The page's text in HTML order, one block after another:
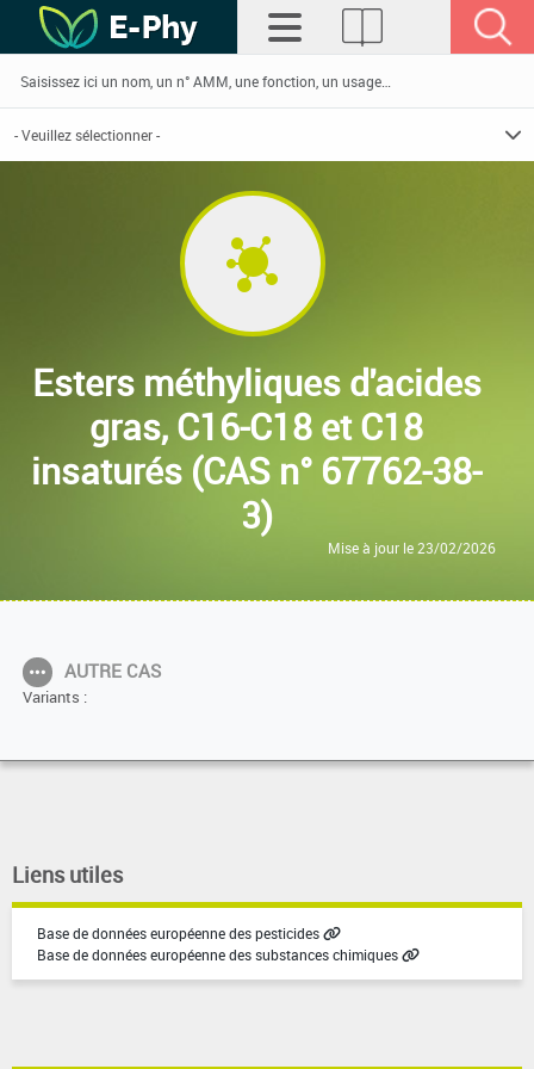
Esters méthyliques d'acides
gras, C16-C18 et C18
insaturés (CAS n° 67762-38-
3)
Mise à jour le 23/02/2026
AUTRE CAS
Variants :
Liens utiles
Base de données européenne des pesticides
Base de données européenne des substances chimiques